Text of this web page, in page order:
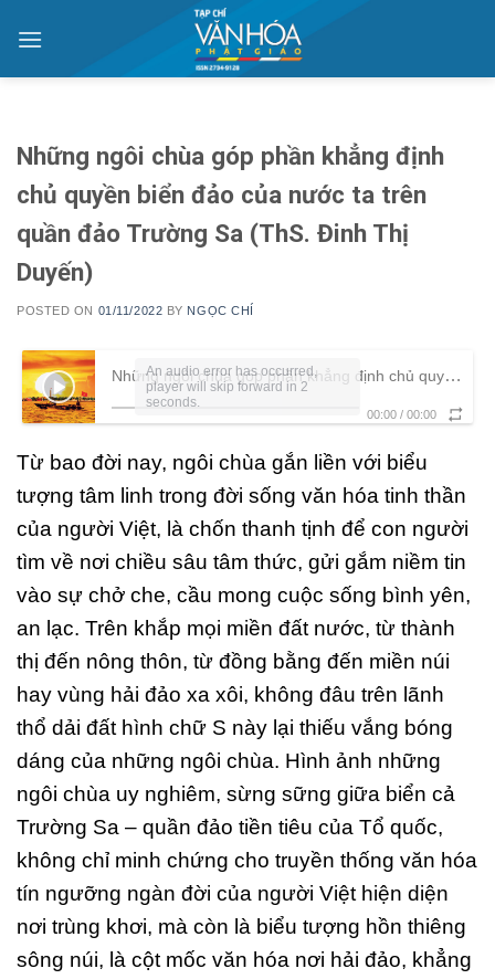
Những ngôi chùa góp phần khẳng định
chủ quyền biển đảo của nước ta trên
quần đảo Trường Sa (ThS. Đinh Thị
Duyến)
POSTED ON 01/11/2022 BY NGỌC CHÍ
Những ngôi chùa góp phần khẳng định chủ quyền biển đảo của nước ta trên quần đảo Trường Sa (ThS. Đinh Thị Duyến)
00:00 / 00:00
An audio error has occurred,
player will skip forward in 2
seconds.
Từ bao đời nay, ngôi chùa gắn liền với biểu
tượng tâm linh trong đời sống văn hóa tinh thần
của người Việt, là chốn thanh tịnh để con người
tìm về nơi chiều sâu tâm thức, gửi gắm niềm tin
vào sự chở che, cầu mong cuộc sống bình yên,
an lạc. Trên khắp mọi miền đất nước, từ thành
thị đến nông thôn, từ đồng bằng đến miền núi
hay vùng hải đảo xa xôi, không đâu trên lãnh
thổ dải đất hình chữ S này lại thiếu vắng bóng
dáng của những ngôi chùa. Hình ảnh những
ngôi chùa uy nghiêm, sừng sững giữa biển cả
Trường Sa – quần đảo tiền tiêu của Tổ quốc,
không chỉ minh chứng cho truyền thống văn hóa
tín ngưỡng ngàn đời của người Việt hiện diện
nơi trùng khơi, mà còn là biểu tượng hồn thiêng
sông núi, là cột mốc văn hóa nơi hải đảo, khẳng